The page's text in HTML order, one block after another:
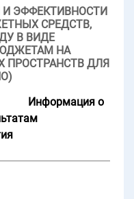
И ЭФФЕКТИВНОСТИ
СРЕДСТВ,
В ВИДЕ
НА
ПРОСТРАНСТВ ДЛЯ
Информация о